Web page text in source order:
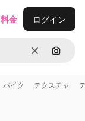
消去 画像で
料金 ログイン
バイク テクスチャ